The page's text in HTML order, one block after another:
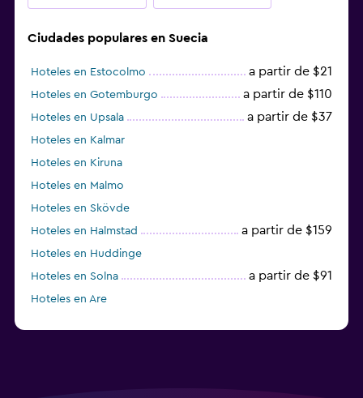
Ciudades populares en Suecia
Hoteles en Estocolmo a partir de $21
Hoteles en Gotemburgo a partir de $110
Hoteles en Upsala a partir de $37
Hoteles en Kalmar
Hoteles en Kiruna
Hoteles en Malmo
Hoteles en Skövde
Hoteles en Halmstad
a partir de $159
Hoteles en Huddinge
Hoteles en Solna
a partir de $91
Hoteles en Are